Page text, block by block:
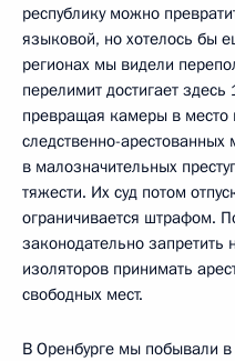
республику можно
языковой, но хотелось бы
регионах мы видели
перелимит достигает
превращая камеры в место
следственно-
в малозначительных
тяжести. Их суд потом
ограничивается штрафом.
законодательно запретить
изоляторов принимать
свободных мест.
В Оренбурге мы побывали